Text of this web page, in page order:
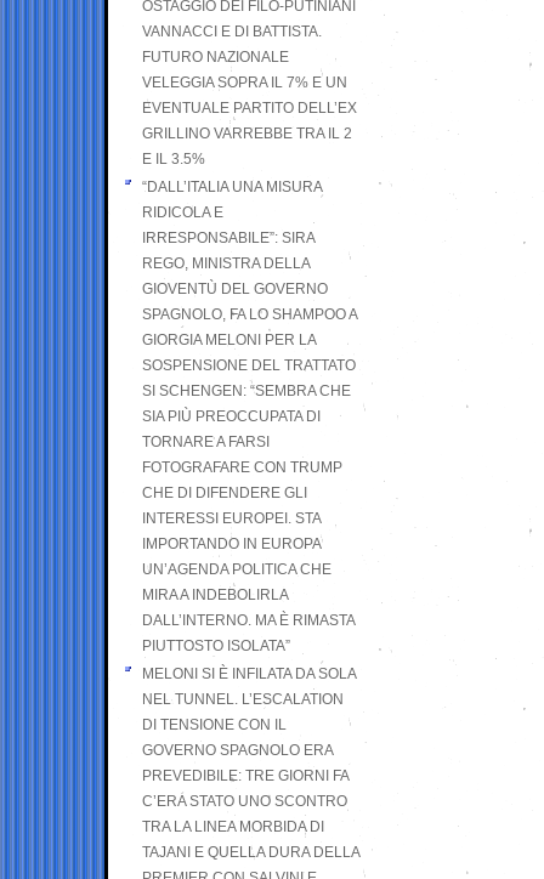
OSTAGGIO DEI FILO-PUTINIANI
VANNACCI E DI BATTISTA.
FUTURO NAZIONALE
VELEGGIA SOPRA IL 7% E UN
EVENTUALE PARTITO DELL’EX
GRILLINO VARREBBE TRA IL 2
E IL 3.5%
“DALL’ITALIA UNA MISURA
RIDICOLA E
IRRESPONSABILE”: SIRA
REGO, MINISTRA DELLA
GIOVENTÙ DEL GOVERNO
SPAGNOLO, FA LO SHAMPOO A
GIORGIA MELONI PER LA
SOSPENSIONE DEL TRATTATO
SI SCHENGEN: “SEMBRA CHE
SIA PIÙ PREOCCUPATA DI
TORNARE A FARSI
FOTOGRAFARE CON TRUMP
CHE DI DIFENDERE GLI
INTERESSI EUROPEI. STA
IMPORTANDO IN EUROPA
UN’AGENDA POLITICA CHE
MIRA A INDEBOLIRLA
DALL’INTERNO. MA È RIMASTA
PIUTTOSTO ISOLATA”
MELONI SI È INFILATA DA SOLA
NEL TUNNEL. L’ESCALATION
DI TENSIONE CON IL
GOVERNO SPAGNOLO ERA
PREVEDIBILE: TRE GIORNI FA
C’ERA STATO UNO SCONTRO
TRA LA LINEA MORBIDA DI
TAJANI E QUELLA DURA DELLA